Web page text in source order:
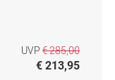
UVP € 285,00
€ 213,95